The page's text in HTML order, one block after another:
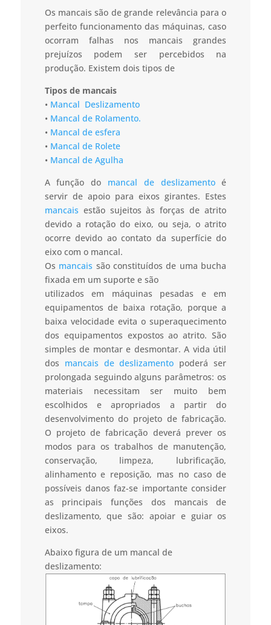
Os mancais são de grande relevância para o
perfeito funcionamento das máquinas, caso
ocorram falhas nos mancais grandes
prejuízos podem ser percebidos na
produção. Existem dois tipos de
Tipos de mancais
• Mancal Deslizamento
• Mancal de Rolamento.
• Mancal de esfera
• Mancal de Rolete
• Mancal de Agulha
A função do mancal de deslizamentoé
servir de apoio para eixos girantes. Estes
mancais estão sujeitos às forças de atrito
devido a rotação do eixo, ou seja, o atrito
ocorre devido ao contato da superfície do
eixo com o mancal.
Os mancais são constituídos de uma bucha
fixada em um suporte e são
utilizados em máquinas pesadas e em
equipamentos de baixa rotação, porque a
baixa velocidade evita o superaquecimento
dos equipamentos expostos ao atrito. São
simples de montar e desmontar. A vida útil
dos mancais de deslizamento poderá ser
prolongada seguindo alguns parâmetros: os
materiais necessitam ser muito bem
escolhidos e apropriados a partir do
desenvolvimento do projeto de fabricação.
O projeto de fabricação deverá prever os
modos para os trabalhos de manutenção,
conservação, limpeza, lubrificação,
alinhamento e reposição, mas no caso de
possíveis danos faz-se importante consider
as principais funções dos mancais de
deslizamento, que são: apoiar e guiar os
eixos.
Abaixo figura de um mancal de
deslizamento: